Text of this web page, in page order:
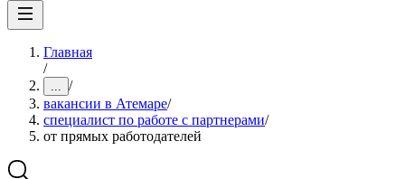
Главная
/
... /
вакансии в Атемаре/
специалист по работе с партнерами/
от прямых работодателей